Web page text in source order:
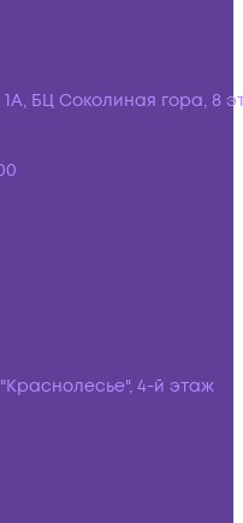
БЦ Соколиная гора, 8
"Краснолесье", 4-й этаж